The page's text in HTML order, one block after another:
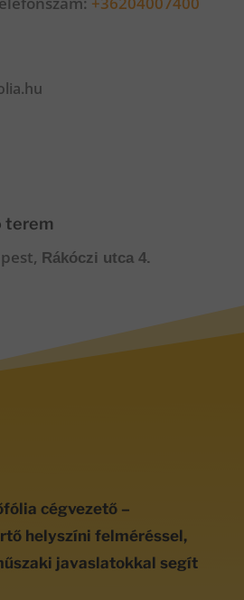
terem
Rákóczi utca 4.
cégvezető –
helyszíni felméréssel,
javaslatokkal segít